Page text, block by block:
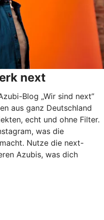
next
Blog „Wir sind next”
aus ganz Deutschland
echt und ohne Filter.
was die
Nutze die next-
Azubis, was dich